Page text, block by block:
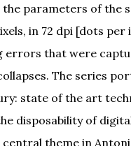
parameters of
in 72 dpi [dots
errors that were
The series
state of the art
disposability of
theme in